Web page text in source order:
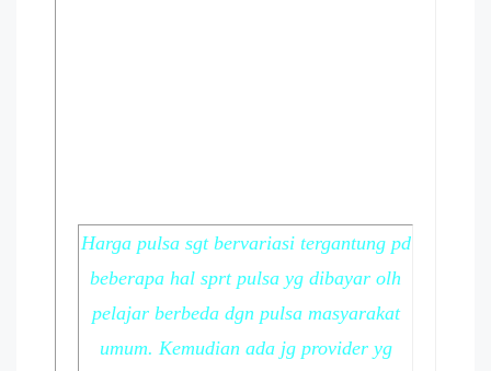
Harga pulsa sgt bervariasi tergantung pd
beberapa hal sprt pulsa yg dibayar olh
pelajar berbeda dgn pulsa masyarakat
umum. Kemudian ada jg provider yg